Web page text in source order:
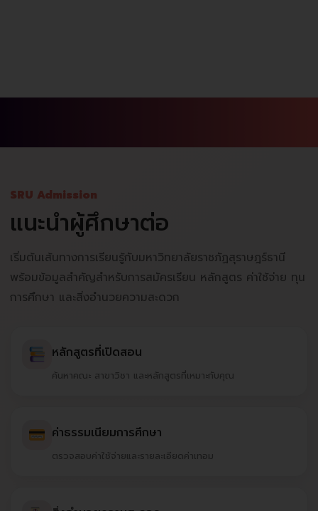
SRU Admission
แนะนำผู้ศึกษาต่อ
เริ่มต้นเส้นทางการเรียนรู้กับมหาวิทยาลัยราชภัฏสุราษฎร์ธานี
พร้อมข้อมูลสำคัญสำหรับการสมัครเรียน หลักสูตร ค่าใช้จ่าย ทุน
การศึกษา และสิ่งอำนวยความสะดวก
หลักสูตรที่เปิดสอน
ค้นหาคณะ สาขาวิชา และหลักสูตรที่เหมาะกับคุณ
ค่าธรรมเนียมการศึกษา
ตรวจสอบค่าใช้จ่ายและรายละเอียดค่าเทอม